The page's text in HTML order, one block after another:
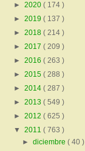
► 2020 ( 174 )
► 2019 ( 137 )
► 2018 ( 214 )
► 2017 ( 209 )
► 2016 ( 263 )
► 2015 ( 288 )
► 2014 ( 287 )
► 2013 ( 549 )
► 2012 ( 625 )
▼ 2011 ( 763 )
►diciembre( 40 )